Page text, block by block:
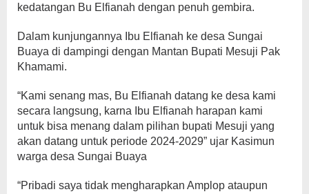
kedatangan Bu Elfianah dengan penuh gembira.
Dalam kunjungannya Ibu Elfianah ke desa Sungai
Buaya di dampingi dengan Mantan Bupati Mesuji Pak
Khamami.
“Kami senang mas, Bu Elfianah datang ke desa kami
secara langsung, karna Ibu Elfianah harapan kami
untuk bisa menang dalam pilihan bupati Mesuji yang
akan datang untuk periode 2024-2029” ujar Kasimun
warga desa Sungai Buaya
“Pribadi saya tidak mengharapkan Amplop ataupun